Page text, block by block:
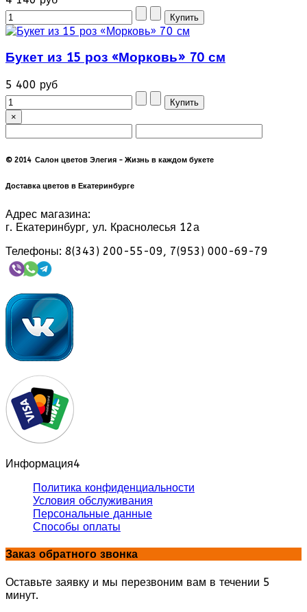
Букет из 15 роз «Морковь» 70 см
5 400 руб
×
© 2014 Салон цветов Элегия - Жизнь в каждом букете
Доставка цветов в Екатеринбурге
Адрес магазина:
г. Екатеринбург, ул. Краснолесья 12а
Телефоны: 8(343) 200-55-09, 7(953) 000-69-79
Информация4
Политика конфиденциальности
Условия обслуживания
Персональные данные
Способы оплаты
Заказ обратного звонка
Оставьте заявку и мы перезвоним вам в течении 5
минут.